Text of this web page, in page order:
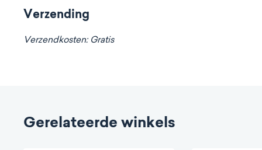
Verzending
Verzendkosten: Gratis
Gerelateerde winkels